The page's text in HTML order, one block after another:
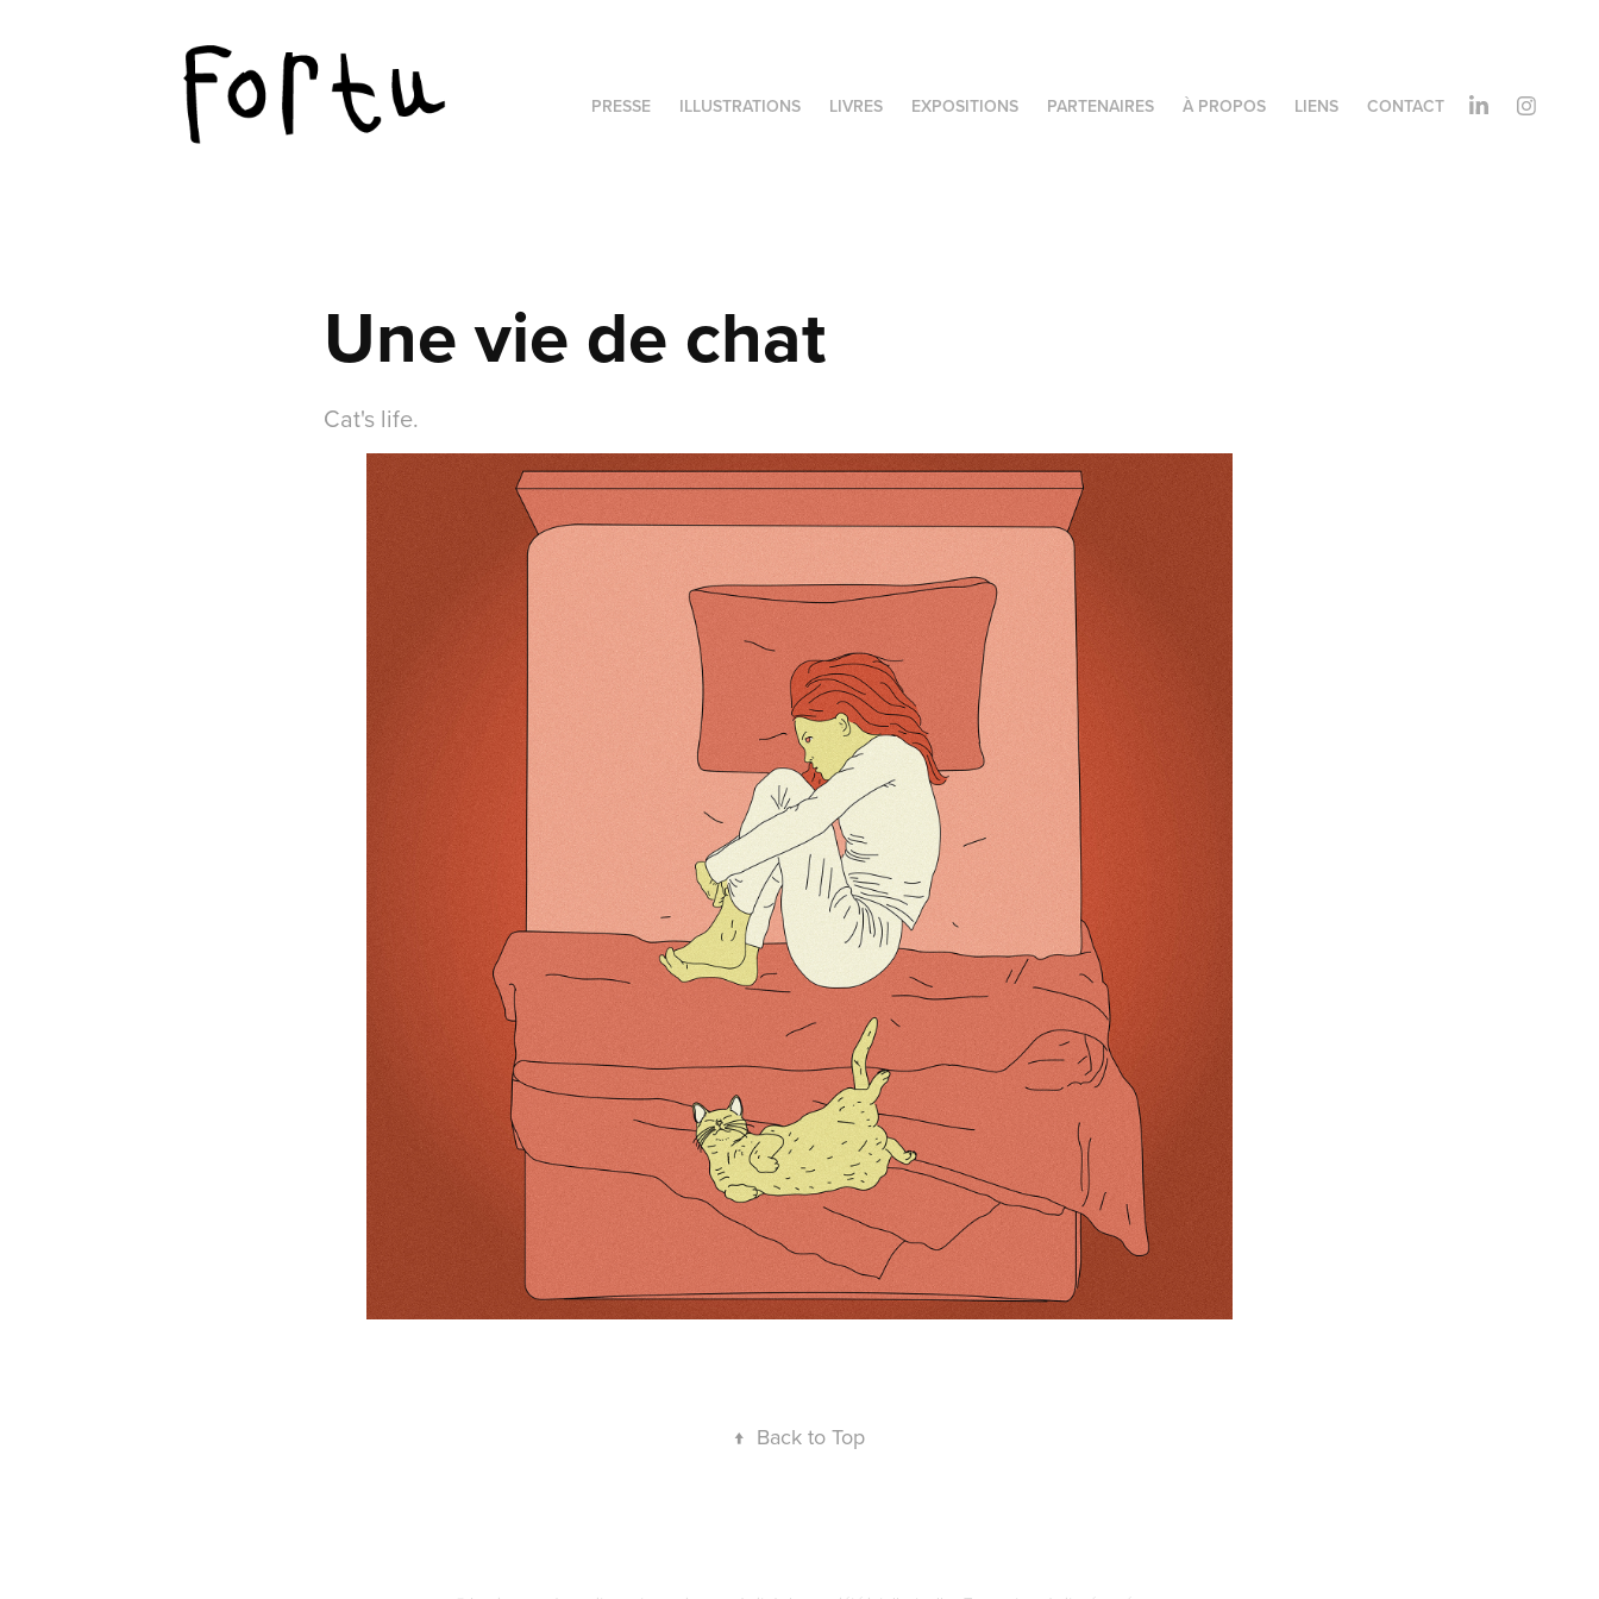
PRESSE ILLUSTRATIONS LIVRES EXPOSITIONS PARTENAIRES À PROPOS LIENS CONTACT
Une vie de chat
Cat's life.
↑ Back to Top